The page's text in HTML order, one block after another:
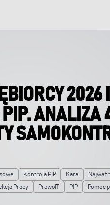
2026
ANALIZA
Kontrola PIP Kara
Pracy PrawoIT PIP Pomoc